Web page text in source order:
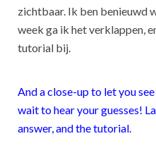
zichtbaar. Ik ben benieuwd
week ga ik het verklappen,
tutorial bij.
And a close-up to let you see
wait to hear your guesses!
answer, and the tutorial.